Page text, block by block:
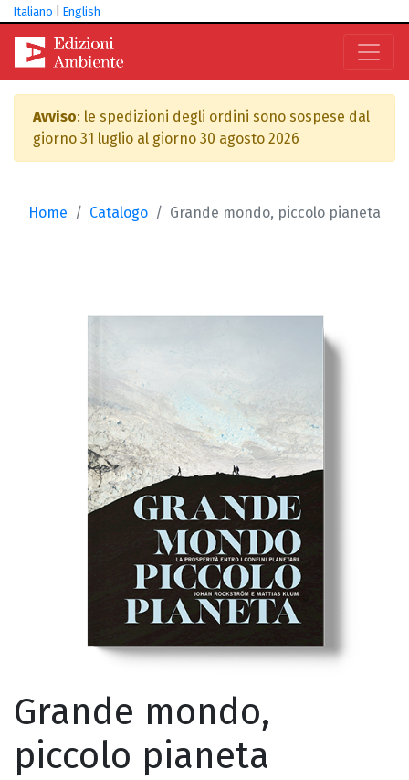
Italiano English
Avviso: le spedizioni degli ordini sono sospese dal
giorno 31 luglio al giorno 30 agosto 2026
Home Catalogo Grande mondo, piccolo pianeta
Grande mondo,
piccolo pianeta